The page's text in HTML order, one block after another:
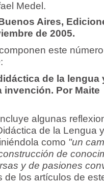
Medel.
Aires,
de 2005.
este
:
de la lengua
invención. Por Maite
algunas
de la Lengua
como "un
de
y de pasiones
de los artículos de